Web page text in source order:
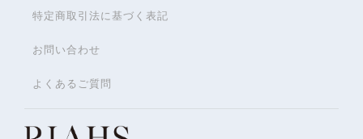
特定商取引法に基づく表記
お問い合わせ
よくあるご質問